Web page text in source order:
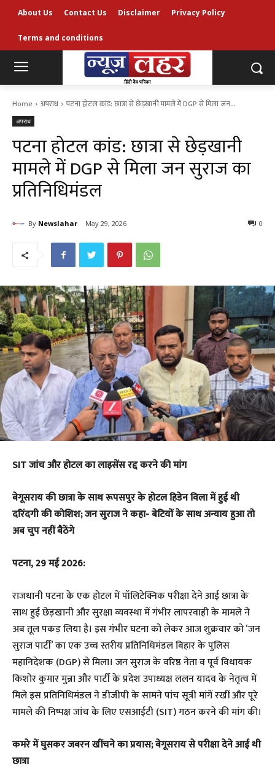
About Us Contact Us Disclaimer Privacy Policy
Terms and conditions
Home अपराध पटना होटल कांड: छात्रा से छेड़खानी मामले में DGP से मिला जन...
अपराध
पटना होटल कांड: छात्रा से छेड़खानी
मामले में DGP से मिला जन सुराज का
प्रतिनिधिमंडल
By Newslahar May 29, 2026 0
SIT जांच और होटल का लाइसेंस रद्द करने की मांग
बेगूसराय की छात्रा के साथ रूपसपुर के होटल हिडेन विला में हुई थी
दरिंदगी की कोशिश; जन सुराज ने कहा- बेटियों के साथ अन्याय हुआ तो
अब चुप नहीं बैठेंगे
पटना, 29 मई 2026:
राजधानी पटना के एक होटल में पॉलिटेक्निक परीक्षा देने आई छात्रा के
साथ हुई छेड़खानी और सुरक्षा व्यवस्था में गंभीर लापरवाही के मामले ने
अब तूल पकड़ लिया है। इस गंभीर घटना को लेकर आज शुक्रवार को ‘जन
सुराज पार्टी’ का एक उच्च स्तरीय प्रतिनिधिमंडल बिहार के पुलिस
महानिदेशक (DGP) से मिला। जन सुराज के वरिष्ठ नेता व पूर्व विधायक
किशोर कुमार मुन्ना और पार्टी के प्रदेश उपाध्यक्ष ललन यादव के नेतृत्व में
मिले इस प्रतिनिधिमंडल ने डीजीपी के सामने पांच सूत्री मांगें रखीं और पूरे
मामले की निष्पक्ष जांच के लिए एसआईटी (SIT) गठन करने की मांग की।
कमरे में घुसकर जबरन खींचने का प्रयास; बेगूसराय से परीक्षा देने आई थी
छात्रा